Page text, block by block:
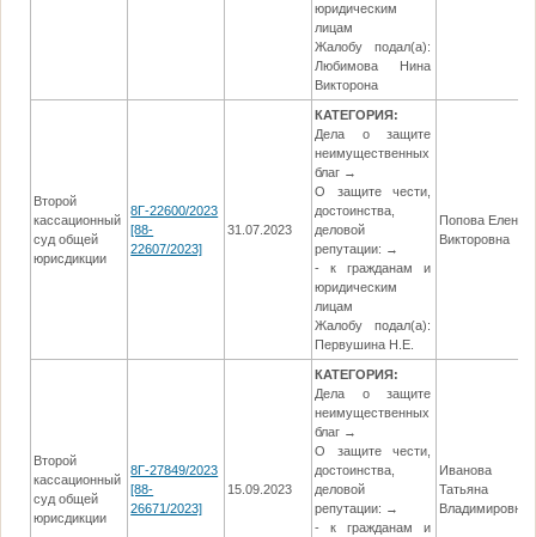
юридическим
лицам
Жалобу подал(а):
Любимова Нина
Викторона
Второй
кассационный
суд общей
юрисдикции
8Г-22600/2023
[88-
22607/2023]
31.07.2023
КАТЕГОРИЯ:
Дела о защите
неимущественных
благ →
О защите чести,
достоинства,
деловой
репутации: →
- к гражданам и
юридическим
лицам
Жалобу подал(а):
Первушина Н.Е.
Попова Елена
Викторовна
Второй
кассационный
суд общей
юрисдикции
8Г-27849/2023
[88-
26671/2023]
15.09.2023
КАТЕГОРИЯ:
Дела о защите
неимущественных
благ →
О защите чести,
достоинства,
деловой
репутации: →
- к гражданам и
Иванова
Татьяна
Владимировна